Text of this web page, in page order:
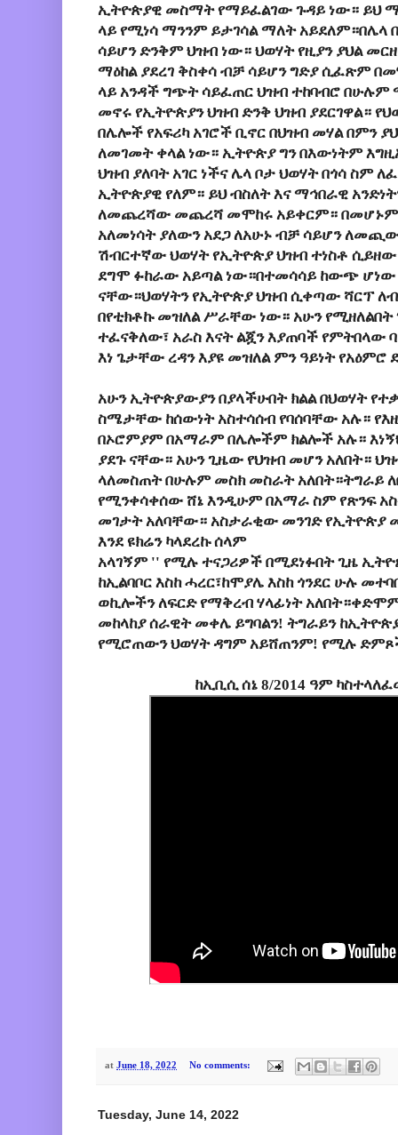
ኢትዮጵያዊ መስማት የማይፈልገው ጉዳይ ነው። ይህ
ላይ የሚነሳ ማንንም ይታገሳል ማለት አይደለም።በሌላ
ሳይሆን ድንቅም ህዝብ ነው። ህወሃት የዚያን ያህል
ማዕከል ያደረገ ቅስቀሳ ብቻ ሳይሆን ግድያ ሲፈጽም
ላይ አንዳች ግጭት ሳይፈጠር ህዝብ ተከባብሮ
መኖሩ የኢትዮጵያን ህዝብ ድንቅ ህዝብ ያደርገዋል።
በሌሎች የአፍሪካ አገሮች ቢኖር በህዝብ መሃል በምን
ለመገመት ቀላል ነው። ኢትዮጵያ ግን በእውነትም
ህዝብ ያለባት አገር ነችና ሌላ ቦታ ህወሃት በጎሳ ስም
ኢትዮጵያዊ የለም። ይህ ብስለት እና ማኅበራዊ
ለመጨረሻው መጨረሻ መሞከሩ አይቀርም። በመሆኑም
አለመነሳት ያለውን አደጋ ለአሁኑ ብቻ ሳይሆን
ሽብርተኛው ህወሃት የኢትዮጵያ ህዝብ ተነስቶ
ደግሞ ፉከራው አይጣል ነው።በተመሳሳይ ከውጭ
ናቸው።ህወሃትን የኢትዮጵያ ህዝብ ሲቀጣው ሻርፕ
በየቲክቶኩ መዝለል ሥራቸው ነው። አሁን
ተፈናቅለው፣ አራስ እናት ልጇን እያጠባች የምትበላው
እነ ጌታቸው ረዳን እያዩ መዝለል ምን ዓይነት የአዕምሮ
አሁን ኢትዮጵያውያን በያላችሁበት ክልል በህወሃት
ስሜታቸው ከሰውነት አስተሳሰብ የባሰባቸው አሉ።
በኦሮምያም በአማራም በሌሎችም ክልሎች አሉ።
ያደጉ ናቸው። አሁን ጊዜው የህዝብ መሆን አለበት።
ላለመስጠት በሁሉም መስክ መስራት አለበት።ትግራይ
የሚንቀሳቀሰው ሸኔ እንዲሁም በአማራ ስም የጽንፍ
መገታት አለባቸው። አስታራቂው መንገድ የኢትዮጵያ
እንደ ዩክሬን ካላደረኩ ሰላም
አላገኝም '' የሚሉ ተናጋሪዎች በሚደነፉበት ጊዜ
ከኢልባቦር እስከ ሓረር፣ከሞያሌ እስከ ጎንደር ሁሉ
ወኪሎችን ለፍርድ የማቅረብ ሃላፊነት
መከላከያ ሰራዊት መቀሌ ይግባልን! ትግራይን
የሚሮጠውን ህወሃት ዳግም አይሸጠንም! የሚሉ
ከኢቢሲ ሰኔ 8/2014 ዓም
at June 18, 2022 No comments:
Tuesday, June 14, 2022